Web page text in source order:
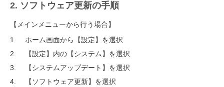
2. ソフトウェア更新の手順
【メインメニューから行う場合】
ホーム画面から【設定】を選択
【設定】内の【システム】を選択
【システムアップデート】を選択
【ソフトウェア更新】を選択